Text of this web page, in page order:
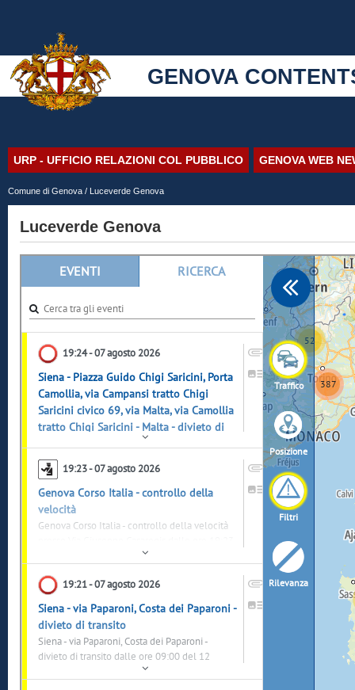
GENOVA
URP - UFFICIO RELAZIONI COL PUBBLICO GENOVA WEB
Comune di Genova / Luceverde Genova
Luceverde Genova